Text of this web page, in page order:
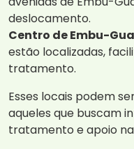
deslocamento.
Centro de Embu-
estão localizadas,
tratamento.
Esses locais podem
aqueles que buscam
tratamento e apoio